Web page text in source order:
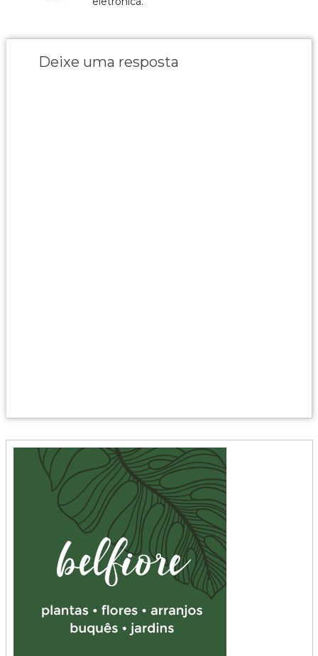
Deixe uma resposta